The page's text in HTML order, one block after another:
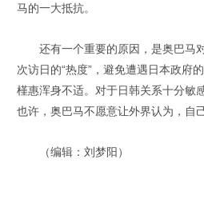
马的一大抵抗。
还有一个重要的原因，是奥巴马
次访日的“热度”，避免遭遇日本政府
槿惠浑身不适。对于日韩关系十分敏
也许，奥巴马不愿意让外界认为，自己
（编辑：刘梦阳）